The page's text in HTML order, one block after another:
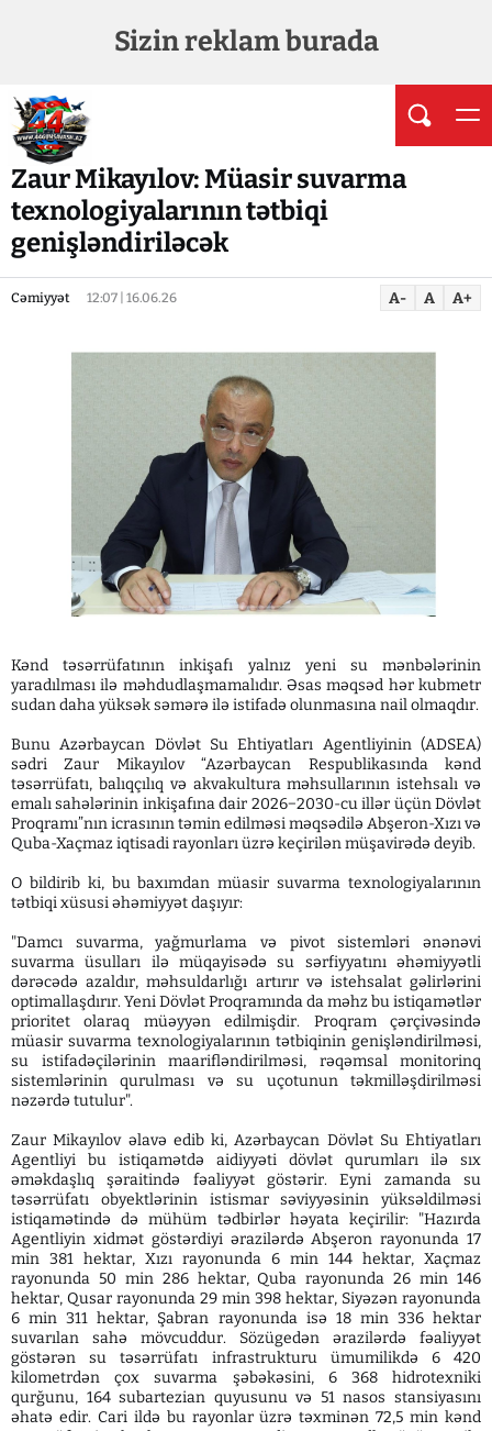
Sizin reklam burada
Zaur Mikayılov: Müasir suvarma
texnologiyalarının tətbiqi
genişləndiriləcək
Cəmiyyət 12:07 | 16.06.26 A- A A+
Kənd təsərrüfatının inkişafı yalnız yeni su mənbələrinin
yaradılması ilə məhdudlaşmamalıdır. Əsas məqsəd hər kubmetr
sudan daha yüksək səmərə ilə istifadə olunmasına nail olmaqdır.
Bunu Azərbaycan Dövlət Su Ehtiyatları Agentliyinin (ADSEA)
sədri Zaur Mikayılov “Azərbaycan Respublikasında kənd
təsərrüfatı, balıqçılıq və akvakultura məhsullarının istehsalı və
emalı sahələrinin inkişafına dair 2026−2030-cu illər üçün Dövlət
Proqramı”nın icrasının təmin edilməsi məqsədilə Abşeron-Xızı və
Quba-Xaçmaz iqtisadi rayonları üzrə keçirilən müşavirədə deyib.
O bildirib ki, bu baxımdan müasir suvarma texnologiyalarının
tətbiqi xüsusi əhəmiyyət daşıyır:
"Damcı suvarma, yağmurlama və pivot sistemləri ənənəvi
suvarma üsulları ilə müqayisədə su sərfiyyatını əhəmiyyətli
dərəcədə azaldır, məhsuldarlığı artırır və istehsalat gəlirlərini
optimallaşdırır. Yeni Dövlət Proqramında da məhz bu istiqamətlər
prioritet olaraq müəyyən edilmişdir. Proqram çərçivəsində
müasir suvarma texnologiyalarının tətbiqinin genişləndirilməsi,
su istifadəçilərinin maarifləndirilməsi, rəqəmsal monitorinq
sistemlərinin qurulması və su uçotunun təkmilləşdirilməsi
nəzərdə tutulur".
Zaur Mikayılov əlavə edib ki, Azərbaycan Dövlət Su Ehtiyatları
Agentliyi bu istiqamətdə aidiyyəti dövlət qurumları ilə sıx
əməkdaşlıq şəraitində fəaliyyət göstərir. Eyni zamanda su
təsərrüfatı obyektlərinin istismar səviyyəsinin yüksəldilməsi
istiqamətində də mühüm tədbirlər həyata keçirilir: "Hazırda
Agentliyin xidmət göstərdiyi ərazilərdə Abşeron rayonunda 17
min 381 hektar, Xızı rayonunda 6 min 144 hektar, Xaçmaz
rayonunda 50 min 286 hektar, Quba rayonunda 26 min 146
hektar, Qusar rayonunda 29 min 398 hektar, Siyəzən rayonunda
6 min 311 hektar, Şabran rayonunda isə 18 min 336 hektar
suvarılan sahə mövcuddur. Sözügedən ərazilərdə fəaliyyət
göstərən su təsərrüfatı infrastrukturu ümumilikdə 6 420
kilometrdən çox suvarma şəbəkəsini, 6 368 hidrotexniki
qurğunu, 164 subartezian quyusunu və 51 nasos stansiyasını
əhatə edir. Cari ildə bu rayonlar üzrə təxminən 72,5 min kənd